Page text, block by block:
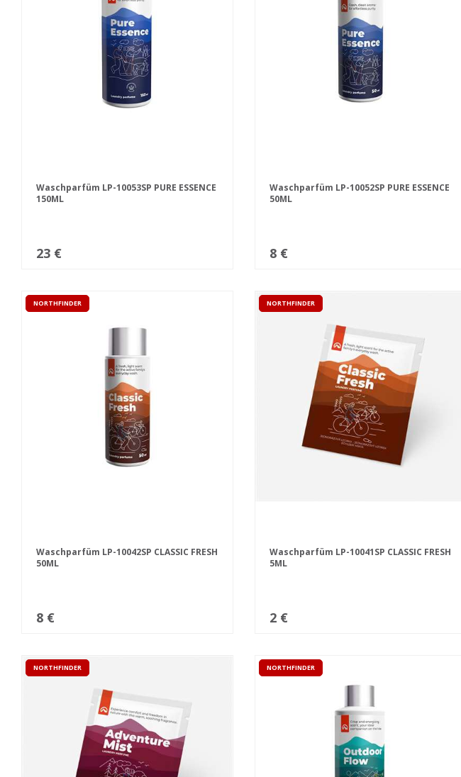
Waschparfüm LP-10053SP PURE ESSENCE
150ML
23 €
Waschparfüm LP-10052SP PURE ESSENCE
50ML
8 €
NORTHFINDER
Waschparfüm LP-10042SP CLASSIC FRESH
50ML
8 €
NORTHFINDER
Waschparfüm LP-10041SP CLASSIC FRESH
5ML
2 €
NORTHFINDER NORTHFINDER